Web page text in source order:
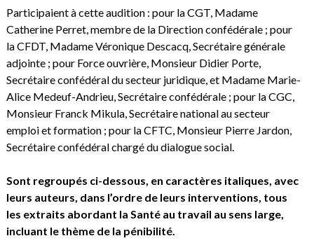
Participaient à cette audition : pour la CGT, Madame
Catherine Perret, membre de la Direction confédérale ; pour
la CFDT, Madame Véronique Descacq, Secrétaire générale
adjointe ; pour Force ouvrière, Monsieur Didier Porte,
Secrétaire confédéral du secteur juridique, et Madame Marie-
Alice Medeuf-Andrieu, Secrétaire confédérale ; pour la CGC,
Monsieur Franck Mikula, Secrétaire national au secteur
emploi et formation ; pour la CFTC, Monsieur Pierre Jardon,
Secrétaire confédéral chargé du dialogue social.
Sont regroupés ci-dessous, en caractères italiques, avec
leurs auteurs, dans l’ordre de leurs interventions, tous
les extraits abordant la Santé au travail au sens large,
incluant le thème de la pénibilité.